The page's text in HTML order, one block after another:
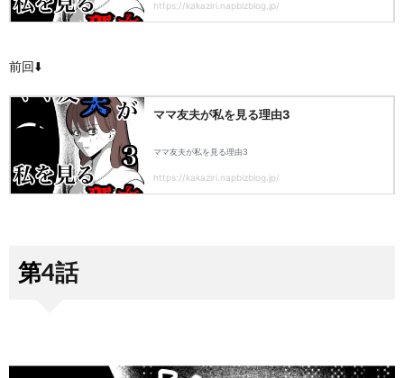
前回⬇️
第4話